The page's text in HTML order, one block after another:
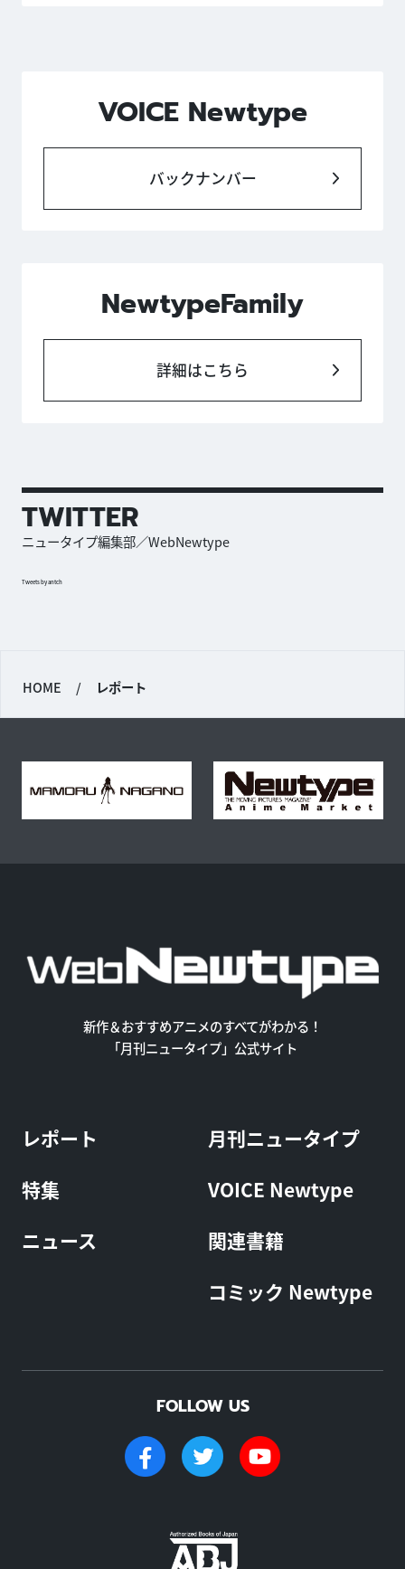
VOICE Newtype
バックナンバー
NewtypeFamily
詳細はこちら
TWITTER
ニュータイプ編集部／WebNewtype
Tweets by antch
HOME / レポート
新作＆おすすめアニメのすべてがわかる！
「月刊ニュータイプ」公式サイト
レポート
特集
ニュース
月刊ニュータイプ
VOICE Newtype
関連書籍
コミック Newtype
FOLLOW US